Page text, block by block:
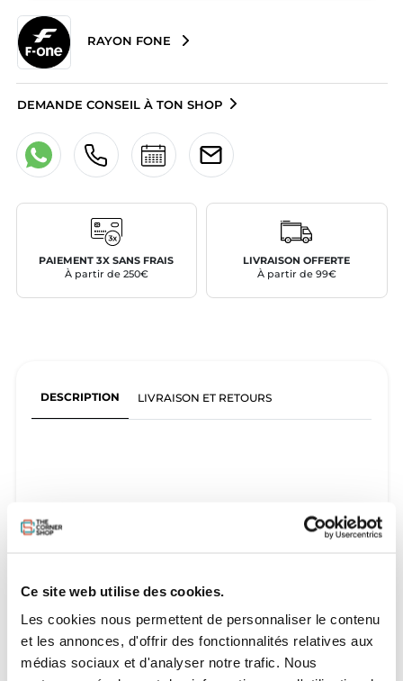
Ce site web utilise des cookies.
Les cookies nous permettent de personnaliser le contenu
et les annonces, d'offrir des fonctionnalités relatives aux
médias sociaux et d'analyser notre trafic. Nous
RAYON FONE
DEMANDE CONSEIL À TON SHOP
PAIEMENT 3X SANS FRAIS
À partir de 250€
LIVRAISON OFFERTE
À partir de 99€
DESCRIPTION LIVRAISON ET RETOURS
En parfait état général